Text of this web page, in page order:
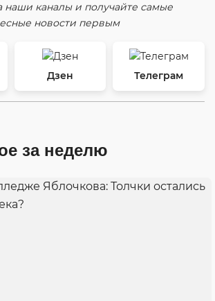
каналы и получайте самые
новости первым
Дзен Телеграм
за неделю